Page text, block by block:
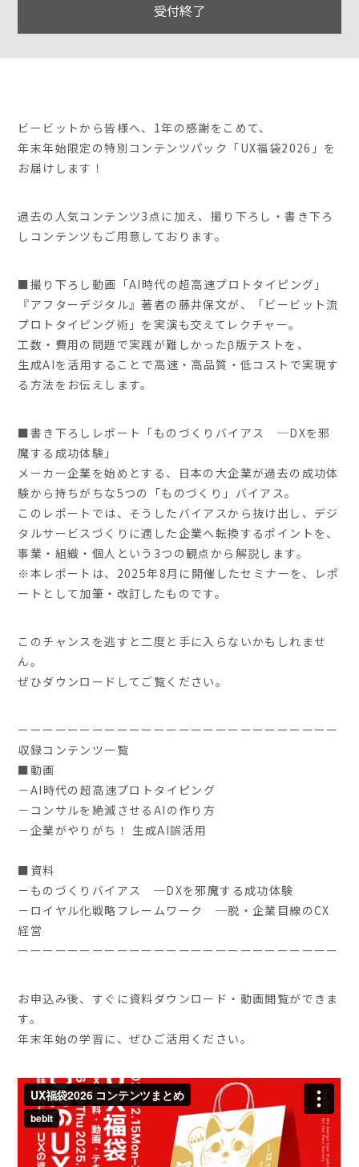
受付終了
ビービットから皆様へ、1年の感謝をこめて、
年末年始限定の特別コンテンツパック「UX福袋2026」を
お届けします！
過去の人気コンテンツ3点に加え、撮り下ろし・書き下ろ
しコンテンツもご用意しております。
■撮り下ろし動画「AI時代の超高速プロトタイピング」
『アフターデジタル』著者の藤井保文が、「ビービット流
プロトタイピング術」を実演も交えてレクチャー。
工数・費用の問題で実践が難しかったβ版テストを、
生成AIを活用することで高速・高品質・低コストで実現す
る方法をお伝えします。
■書き下ろしレポート「ものづくりバイアス ─DXを邪
魔する成功体験」
メーカー企業を始めとする、日本の大企業が過去の成功体
験から持ちがちな5つの「ものづくり」バイアス。
このレポートでは、そうしたバイアスから抜け出し、デジ
タルサービスづくりに適した企業へ転換するポイントを、
事業・組織・個人という3つの観点から解説します。
※本レポートは、2025年8月に開催したセミナーを、レポ
ートとして加筆・改訂したものです。
このチャンスを逃すと二度と手に入らないかもしれませ
ん。
ぜひダウンロードしてご覧ください。
ーーーーーーーーーーーーーーーーーーーーーーーーーー
収録コンテンツ一覧
■動画
－AI時代の超高速プロトタイピング
－コンサルを絶滅させるAIの作り方
－企業がやりがち！ 生成AI誤活用
■資料
－ものづくりバイアス ─DXを邪魔する成功体験
－ロイヤル化戦略フレームワーク ─脱・企業目線のCX
経営
ーーーーーーーーーーーーーーーーーーーーーーーーーー
お申込み後、すぐに資料ダウンロード・動画閲覧ができま
す。
年末年始の学習に、ぜひご活用ください。